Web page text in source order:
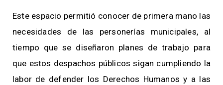
Este espacio permitió conocer de primera mano las
necesidades de las personerías municipales, al
tiempo que se diseñaron planes de trabajo para
que estos despachos públicos sigan cumpliendo la
labor de defender los Derechos Humanos y a las